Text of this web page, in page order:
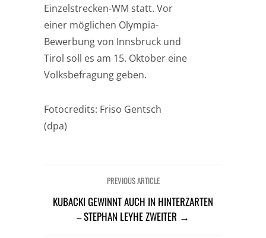
Einzelstrecken-WM statt. Vor
einer möglichen Olympia-
Bewerbung von Innsbruck und
Tirol soll es am 15. Oktober eine
Volksbefragung geben.
Fotocredits: Friso Gentsch
(dpa)
PREVIOUS ARTICLE
KUBACKI GEWINNT AUCH IN HINTERZARTEN
– STEPHAN LEYHE ZWEITER →